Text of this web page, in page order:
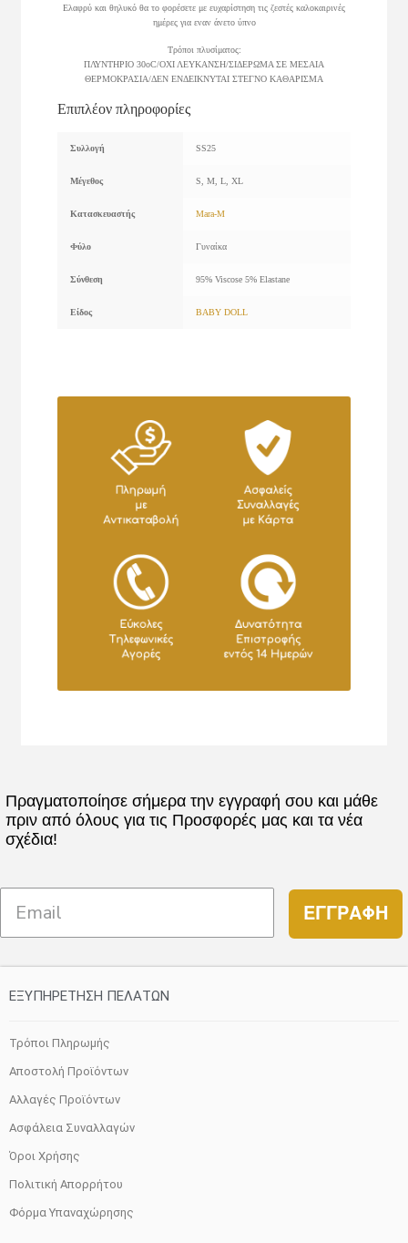
Ελαφρύ και θηλυκό θα το φορέσετε με ευχαρίστηση τις ζεστές καλοκαιρινές
ημέρες για εναν άνετο ύπνο
Τρόποι πλυσίματος:
ΠΛΥΝΤΗΡΙΟ 30οC/ΟΧΙ ΛΕΥΚΑΝΣΗ/ΣΙΔΕΡΩΜΑ ΣΕ ΜΕΣΑΙΑ
ΘΕΡΜΟΚΡΑΣΙΑ/ΔΕΝ ΕΝΔΕΙΚΝΥΤΑΙ ΣΤΕΓΝΟ ΚΑΘΑΡΙΣΜΑ
Επιπλέον πληροφορίες
Συλλογή SS25
Μέγεθος S, M, L, XL
Κατασκευαστής Mara-M
Φύλο Γυναίκα
Σύνθεση 95% Viscose 5% Elastane
Είδος BABY DOLL
Πραγματοποίησε σήμερα την εγγραφή σου και μάθε
πριν από όλους για τις Προσφορές μας και τα νέα
σχέδια!
ΕΓΓΡΑΦΗ
ΕΞΥΠΗΡΕΤΗΣΗ ΠΕΛΑΤΩΝ
Τρόποι Πληρωμής
Αποστολή Προϊόντων
Αλλαγές Προϊόντων
Ασφάλεια Συναλλαγών
Όροι Χρήσης
Πολιτική Απορρήτου
Φόρμα Υπαναχώρησης